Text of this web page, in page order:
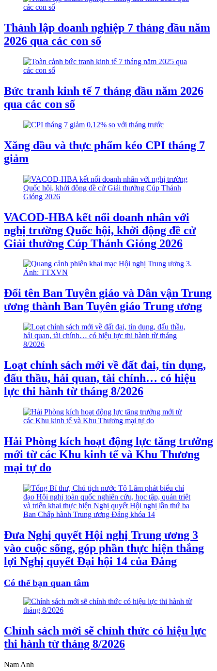
Thành lập doanh nghiệp 7 tháng đầu năm
2026 qua các con số
Bức tranh kinh tế 7 tháng đầu năm 2026
qua các con số
Xăng dầu và thực phẩm kéo CPI tháng 7
giảm
VACOD-HBA kết nối doanh nhân với
nghị trường Quốc hội, khởi động đề cử
Giải thưởng Cúp Thánh Gióng 2026
Đổi tên Ban Tuyên giáo và Dân vận Trung
ương thành Ban Tuyên giáo Trung ương
Loạt chính sách mới về đất đai, tín dụng,
đấu thầu, hải quan, tài chính… có hiệu
lực thi hành từ tháng 8/2026
Hải Phòng kích hoạt động lực tăng trưởng
mới từ các Khu kinh tế và Khu Thương
mại tự do
Đưa Nghị quyết Hội nghị Trung ương 3
vào cuộc sống, góp phần thực hiện thắng
lợi Nghị quyết Đại hội 14 của Đảng
Có thể bạn quan tâm
Chính sách mới sẽ chính thức có hiệu lực
thi hành từ tháng 8/2026
Nam Anh